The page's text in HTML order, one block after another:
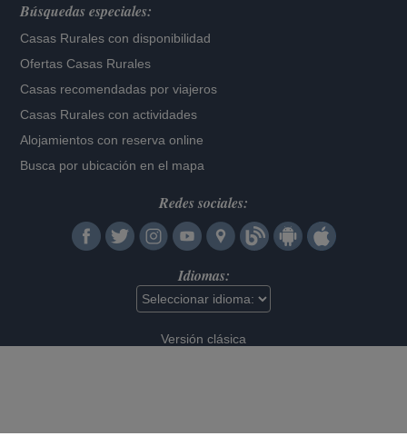
Búsquedas especiales:
Casas Rurales con disponibilidad
Ofertas Casas Rurales
Casas recomendadas por viajeros
Casas Rurales con actividades
Alojamientos con reserva online
Busca por ubicación en el mapa
Redes sociales:
Idiomas:
Versión clásica